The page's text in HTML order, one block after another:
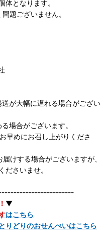
体となります。
題ございません。
が大幅に遅れる場合がござい
場合がございます。
早めにお召し上がりくださ
けする場合がございますが、
ださいませ。
▼
はこちら
りどりのおせんべいはこちら